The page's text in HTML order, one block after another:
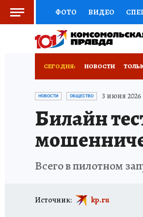
ФОТО ВИДЕО
СОЦПОДДЕРЖКА
ПРЕСС-ЦЕНТР
СЕГОДНЯ: НОВОСТИ
ИСПЫТАНО НА
НОВОСТИ ОБЩЕСТВО 3 июня 2026
Билайн
Всего в пилотном
Источник: kp.ru